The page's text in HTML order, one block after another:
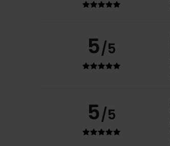
5/5
5/5